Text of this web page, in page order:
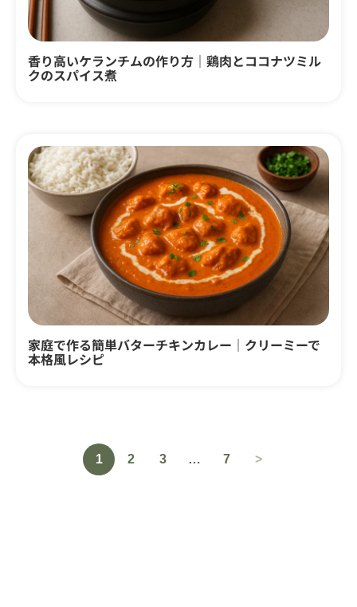
香り高いケランチムの作り方｜鶏肉とココナツミル
クのスパイス煮
家庭で作る簡単バターチキンカレー｜クリーミーで
本格風レシピ
1 2 3 … 7 >